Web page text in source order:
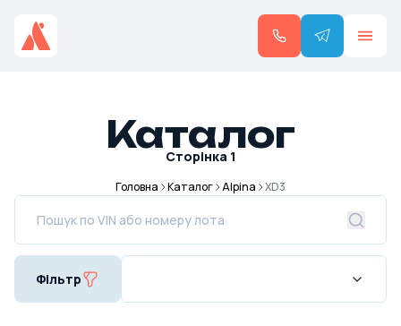
Каталог
Сторінка 1
Головна Каталог Alpina XD3
Фільтр